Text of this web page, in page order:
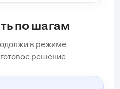
по шагам
в режиме
решение